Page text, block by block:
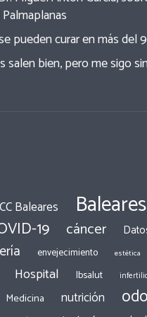
pueden curar en más
salen bien, pero me sigo
Baleares Baleares
19 cáncer
envejecimiento estética
Hospital Ibsalut
Medicina nutrición